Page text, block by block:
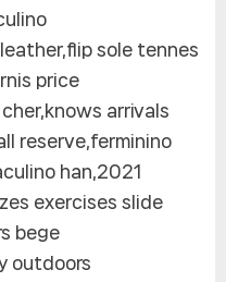
sole tennes
price
arrivals
reserve,ferminino
han,2021
exercises slide
bege
outdoors